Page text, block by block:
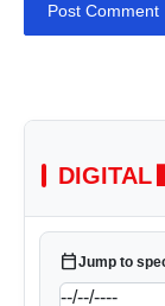
Post Comment
DIGITAL
calendar_todayJump to